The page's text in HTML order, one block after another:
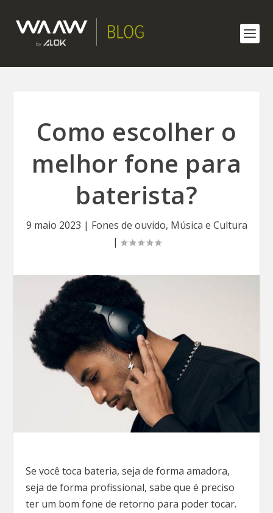
Como escolher o
melhor fone para
baterista?
9 maio 2023 | Fones de ouvido, Música e Cultura
|
Se você toca bateria, seja de forma amadora,
seja de forma profissional, sabe que é preciso
ter um bom fone de retorno para poder tocar.